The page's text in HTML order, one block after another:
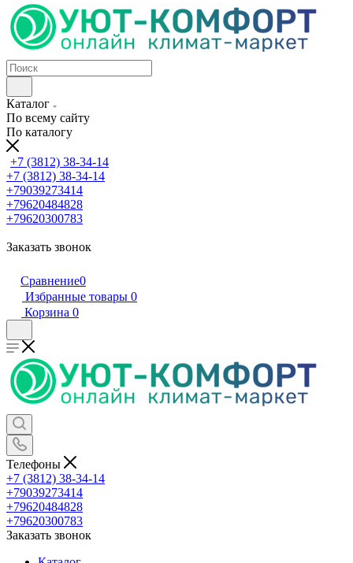
Каталог
По всему сайту
По каталогу
+7 (3812) 38-34-14
+7 (3812) 38-34-14
+79039273414
+79620484828
+79620300783
Заказать звонок
Сравнение0
Избранные товары 0
Корзина 0
Телефоны
+7 (3812) 38-34-14
+79039273414
+79620484828
+79620300783
Заказать звонок